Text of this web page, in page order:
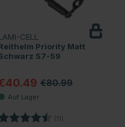
CELL
Priority Matt
57-59
€80.99
(11)